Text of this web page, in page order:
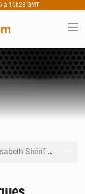
à 16h28 GMT
Zinder : Élisabeth Shérif visite l’école Birni Garçon